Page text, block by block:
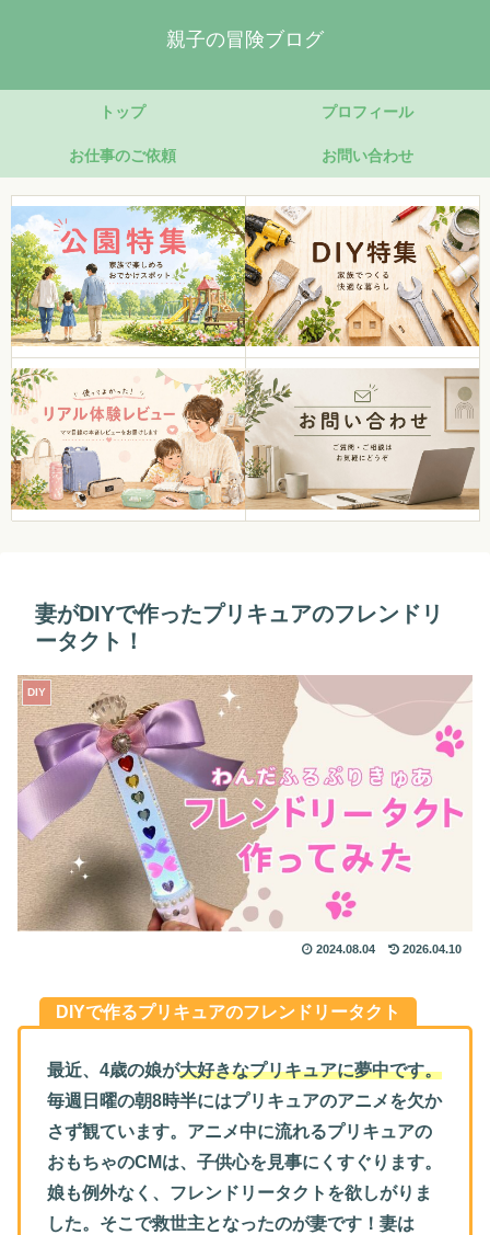
親子の冒険ブログ
トップ プロフィール
お仕事のご依頼 お問い合わせ
妻がDIYで作ったプリキュアのフレンドリ
ータクト！
DIY
2024.08.04 2026.04.10
DIYで作るプリキュアのフレンドリータクト
最近、4歳の娘が大好きなプリキュアに夢中です。
毎週日曜の朝8時半にはプリキュアのアニメを欠か
さず観ています。アニメ中に流れるプリキュアの
おもちゃのCMは、子供心を見事にくすぐります。
娘も例外なく、フレンドリータクトを欲しがりま
した。そこで救世主となったのが妻です！妻は